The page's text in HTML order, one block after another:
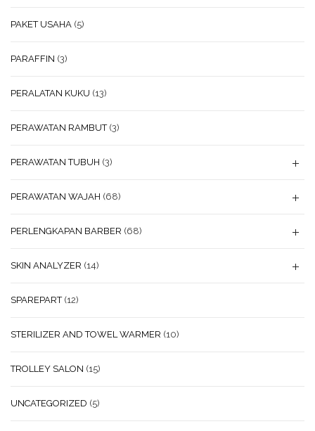
PAKET USAHA (5)
PARAFFIN (3)
PERALATAN KUKU (13)
PERAWATAN RAMBUT (3)
PERAWATAN TUBUH (3)
PERAWATAN WAJAH (68)
PERLENGKAPAN BARBER (68)
SKIN ANALYZER (14)
SPAREPART (12)
STERILIZER AND TOWEL WARMER (10)
TROLLEY SALON (15)
UNCATEGORIZED (5)